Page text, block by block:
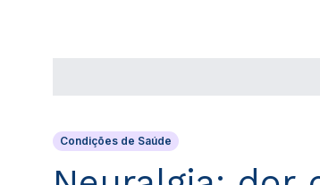
Condições de Saúde